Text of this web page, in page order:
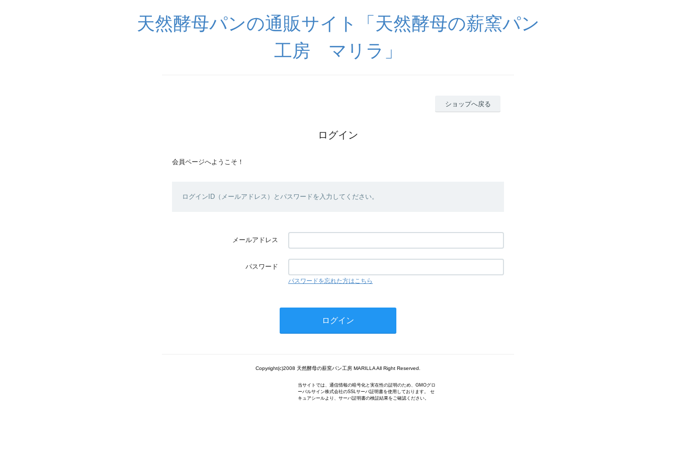
天然酵母パンの通販サイト「天然酵母の薪窯パン
工房 マリラ」
ショップへ戻る
ログイン
会員ページへようこそ！
ログインID（メールアドレス）とパスワードを入力してください。
メールアドレス
パスワード
パスワードを忘れた方はこちら
Copyright(c)2008 天然酵母の薪窯パン工房 MARILLA All Right Reserved.
当サイトでは、通信情報の暗号化と実在性の証明のため、GMOグロ
ーバルサイン株式会社のSSLサーバ証明書を使用しております。 セ
キュアシールより、サーバ証明書の検証結果をご確認ください。